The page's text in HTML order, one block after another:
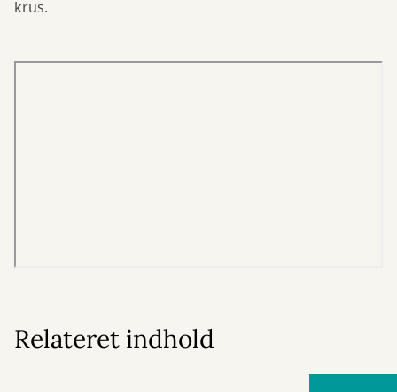
krus.
Relateret indhold